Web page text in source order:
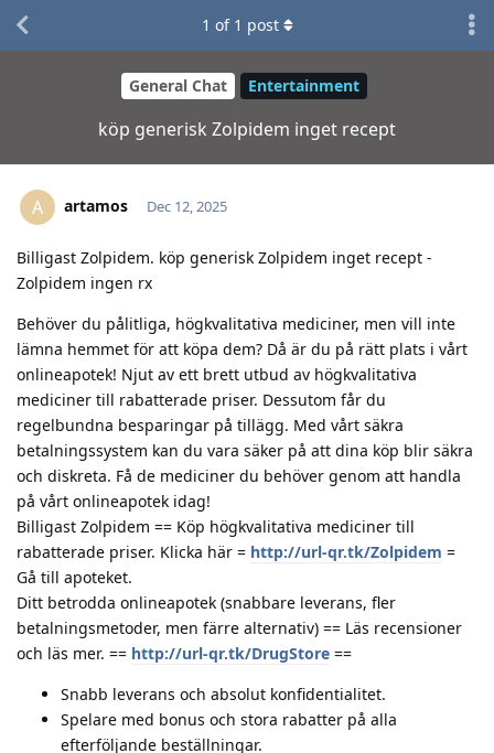
General Chat Entertainment
köp generisk Zolpidem inget recept
1 of 1 post
A artamos Dec 12, 2025
Billigast Zolpidem. köp generisk Zolpidem inget recept -
Zolpidem ingen rx
Behöver du pålitliga, högkvalitativa mediciner, men vill inte
lämna hemmet för att köpa dem? Då är du på rätt plats i vårt
onlineapotek! Njut av ett brett utbud av högkvalitativa
mediciner till rabatterade priser. Dessutom får du
regelbundna besparingar på tillägg. Med vårt säkra
betalningssystem kan du vara säker på att dina köp blir säkra
och diskreta. Få de mediciner du behöver genom att handla
på vårt onlineapotek idag!
Billigast Zolpidem == Köp högkvalitativa mediciner till
rabatterade priser. Klicka här = http://url-qr.tk/Zolpidem =
Gå till apoteket.
Ditt betrodda onlineapotek (snabbare leverans, fler
betalningsmetoder, men färre alternativ) == Läs recensioner
och läs mer. == http://url-qr.tk/DrugStore ==
Snabb leverans och absolut konfidentialitet.
Spelare med bonus och stora rabatter på alla
efterföljande beställningar.